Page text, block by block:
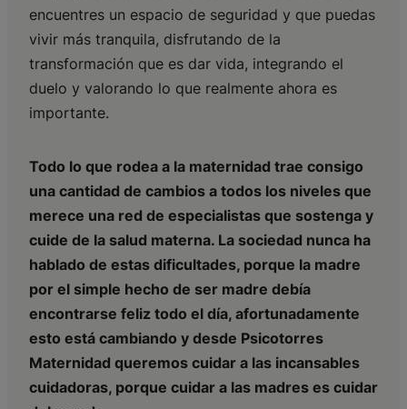
encuentres un espacio de seguridad y que puedas
vivir más tranquila, disfrutando de la
transformación que es dar vida, integrando el
duelo y valorando lo que realmente ahora es
importante.
Todo lo que rodea a la maternidad trae consigo
una cantidad de cambios a todos los niveles que
merece una red de especialistas que sostenga y
cuide de la salud materna. La sociedad nunca ha
hablado de estas dificultades, porque la madre
por el simple hecho de ser madre debía
encontrarse feliz todo el día, afortunadamente
esto está cambiando y desde Psicotorres
Maternidad queremos cuidar a las incansables
cuidadoras, porque cuidar a las madres es cuidar